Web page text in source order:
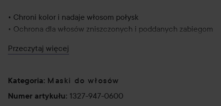
• Chroni kolor i nadaje włosom połysk
• Ochrona dla włosów zniszczonych i poddanych zabiegom
• Lekka formuła, która nie obciąża włosów
• Tworzy barierę ochronną przed uszkodzeniami
130℃)
Przeczytaj więcej
Kategoria: Maski do włosów
Numer artykułu: 1327-947-0600